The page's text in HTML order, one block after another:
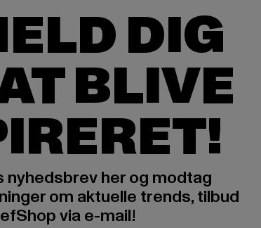
DIG
BLIVE
nyhedsbrev her og modtag
om aktuelle trends, tilbud
via e-mail!